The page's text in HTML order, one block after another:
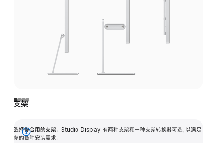
支架
选择你合用的支架。 Studio Display 有两种支架和一种支架转换器可选，以满足
你的各种安装需求。
展